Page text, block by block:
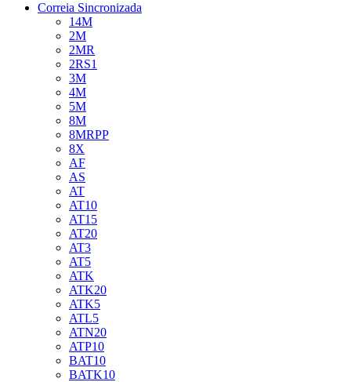
Correia Sincronizada
14M
2M
2MR
2RS1
3M
4M
5M
8M
8MRPP
8X
AF
AS
AT
AT10
AT15
AT20
AT3
AT5
ATK
ATK20
ATK5
ATL5
ATN20
ATP10
BAT10
BATK10